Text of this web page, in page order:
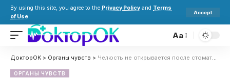
By using this site, you agree to the Privacy Policy and Terms
of Use.
Accept
Aa
ДокторОК > Органы чувств > Челюсть не открывается после стоматолога: причины и что делать
ОРГАНЫ ЧУВСТВ